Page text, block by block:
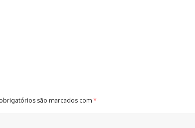
são marcados com*